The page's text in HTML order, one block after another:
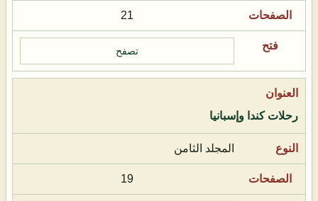
21
تصفح
رحلات كندا وإسبانيا
المجلد الثامن
19